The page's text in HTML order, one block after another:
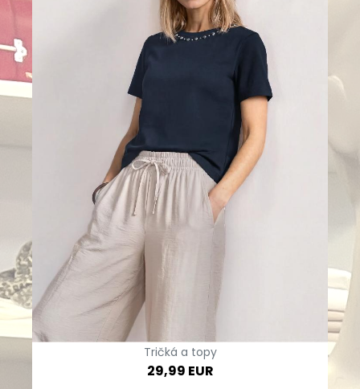
Tričká a topy
29,99 EUR